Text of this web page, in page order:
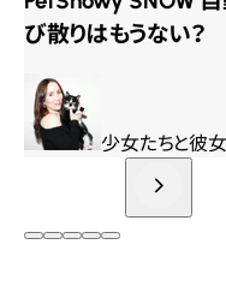
び散りはもうない？
少女たちと彼